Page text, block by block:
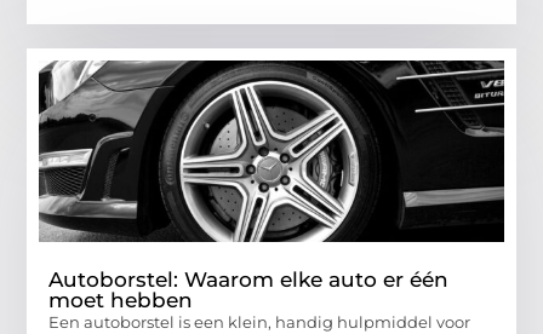
Autoborstel: Waarom elke auto er één
moet hebben
Een autoborstel is een klein, handig hulpmiddel voor